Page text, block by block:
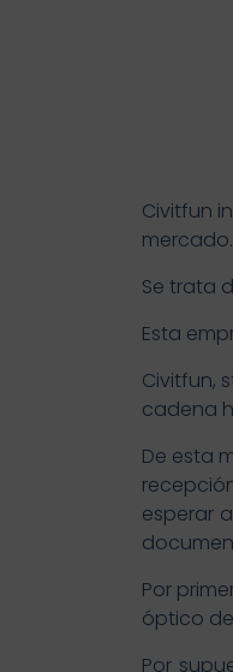
Civitfun
mercado.
Se trata
Esta
Civitfun,
cadena
De esta
esperar
Por
óptico
Por